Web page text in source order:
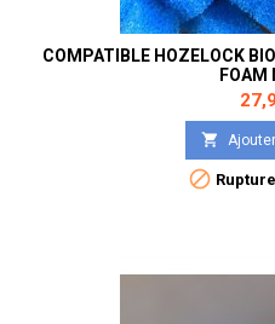
COMPATIBLE HOZELOCK
FOAM
Prix

